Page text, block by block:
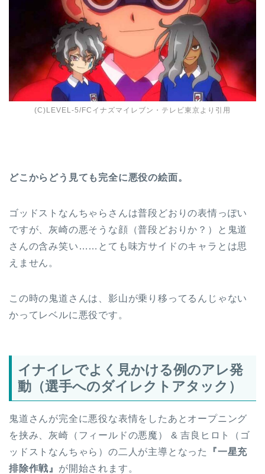
(C)LEVEL-5/FCイナズマイレブン・テレビ東京より引用
どこからどう見ても完全に悪役の絵面。
ゴッドストなんちゃらさんは普段どおりの表情っぽい
ですが、灰崎の悪そうな顔（普段どおりか？）と鬼道
さんの含み笑い……とても味方サイドのキャラとは思
えません。
この時の鬼道さんは、影山が乗り移ってるんじゃない
かってレベルに悪役です。
イナイレでよく見かける例のアレ発
動（選手へのダイレクトアタック）
鬼道さんが完全に悪役な表情をしたあとオープニング
を挟み、灰崎（フィールドの悪魔） & 吉良ヒロト（ゴ
ッドストなんちゃら）の二人が主導となった
『一星充
排除作戦』 が開始されます。